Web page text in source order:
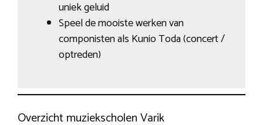
uniek geluid
Speel de mooiste werken van
componisten als Kunio Toda (concert /
optreden)
Overzicht muziekscholen Varik